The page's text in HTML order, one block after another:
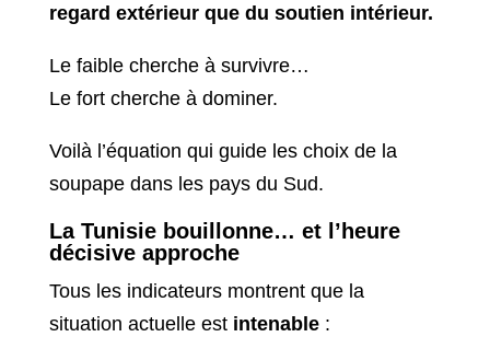
regard extérieur que du soutien intérieur.
Le faible cherche à survivre…
Le fort cherche à dominer.
Voilà l’équation qui guide les choix de la
soupape dans les pays du Sud.
La Tunisie bouillonne… et l’heure
décisive approche
Tous les indicateurs montrent que la
situation actuelle est intenable: